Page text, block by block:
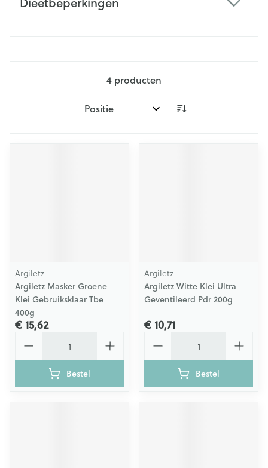
4 producten
Sorteer op:
Argiletz
Argiletz Masker Groene
Klei Gebruiksklaar Tbe
400g
€ 15,62
Bestel
Argiletz
Argiletz Witte Klei Ultra
Geventileerd Pdr 200g
€ 10,71
Bestel